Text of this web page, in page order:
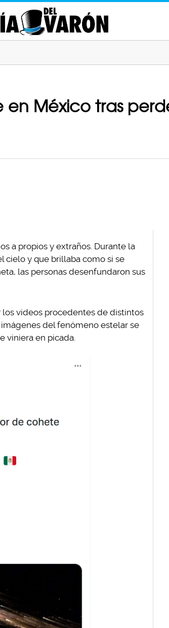
en México tras
a propios y extraños. Durante la
cielo y que brillaba como si se
las personas desenfundaron sus
los videos procedentes de distintos
del fenómeno estelar se
viniera en picada.